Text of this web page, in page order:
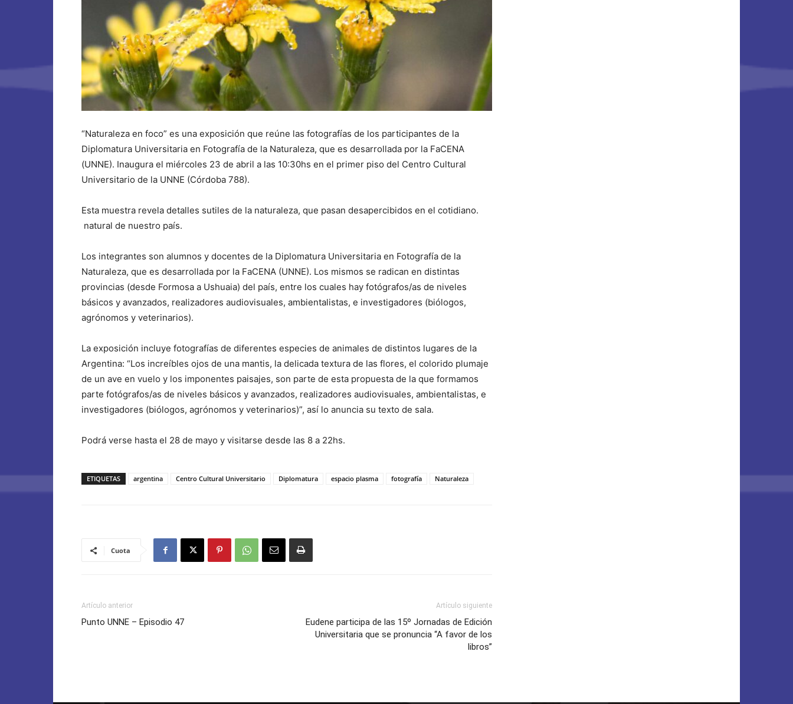
“Naturaleza en foco” es una exposición que reúne las fotografías de los participantes de la
Diplomatura Universitaria en Fotografía de la Naturaleza, que es desarrollada por la FaCENA
(UNNE). Inaugura el miércoles 23 de abril a las 10:30hs en el primer piso del Centro Cultural
Universitario de la UNNE (Córdoba 788).
Esta muestra revela detalles sutiles de la naturaleza, que pasan desapercibidos en el cotidiano.
natural de nuestro país.
Los integrantes son alumnos y docentes de la Diplomatura Universitaria en Fotografía de la
Naturaleza, que es desarrollada por la FaCENA (UNNE). Los mismos se radican en distintas
provincias (desde Formosa a Ushuaia) del país, entre los cuales hay fotógrafos/as de niveles
básicos y avanzados, realizadores audiovisuales, ambientalistas, e investigadores (biólogos,
agrónomos y veterinarios).
La exposición incluye fotografías de diferentes especies de animales de distintos lugares de la
Argentina: “Los increíbles ojos de una mantis, la delicada textura de las flores, el colorido plumaje
de un ave en vuelo y los imponentes paisajes, son parte de esta propuesta de la que formamos
parte fotógrafos/as de niveles básicos y avanzados, realizadores audiovisuales, ambientalistas, e
investigadores (biólogos, agrónomos y veterinarios)”, así lo anuncia su texto de sala.
Podrá verse hasta el 28 de mayo y visitarse desde las 8 a 22hs.
ETIQUETAS argentina Centro Cultural Universitario Diplomatura espacio plasma fotografía Naturaleza
Cuota
Artículo anterior
Punto UNNE – Episodio 47
Artículo siguiente
Eudene participa de las 15º Jornadas de Edición
Universitaria que se pronuncia “A favor de los
libros”